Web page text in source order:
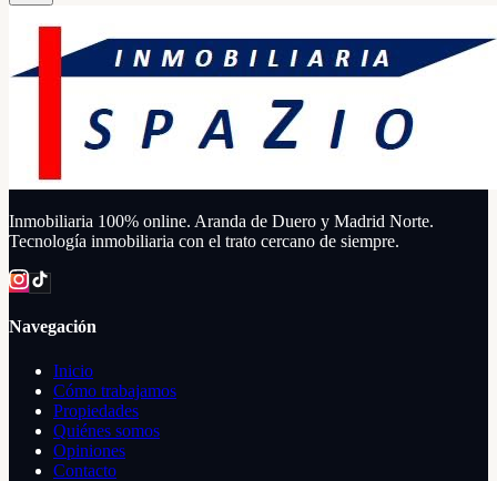
Inmobiliaria 100% online. Aranda de Duero y Madrid Norte.
Tecnología inmobiliaria con el trato cercano de siempre.
Navegación
Inicio
Cómo trabajamos
Propiedades
Quiénes somos
Opiniones
Contacto